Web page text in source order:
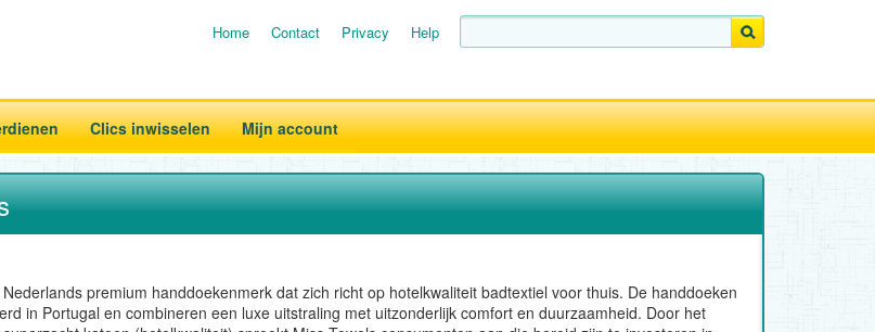
Home Contact Privacy Help
Clics inwisselen Mijn account
premium handdoekenmerk dat zich richt op hotelkwaliteit badtextiel voor thuis. De handdoeken
in Portugal en combineren een luxe uitstraling met uitzonderlijk comfort en duurzaamheid. Door het